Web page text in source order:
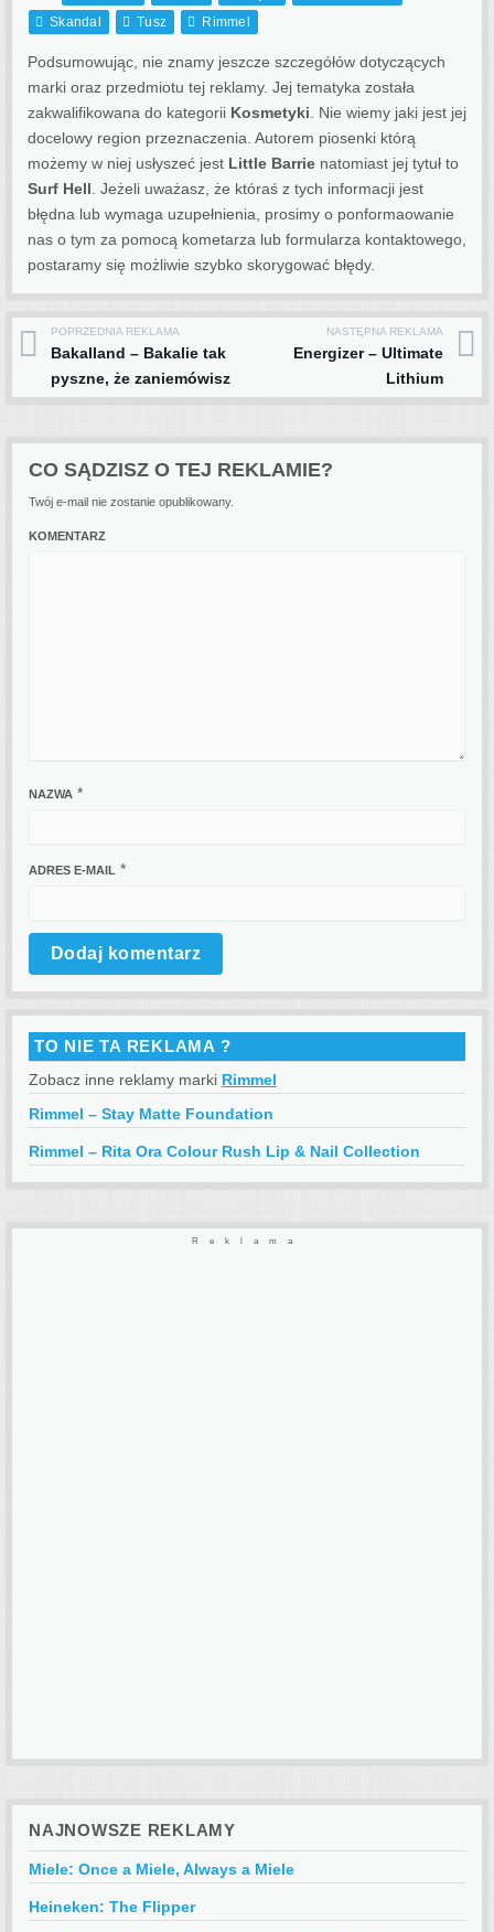
Skandal
Tusz Rimmel
Podsumowując, nie znamy jeszcze szczegółów dotyczących
marki oraz przedmiotu tej reklamy. Jej tematyka została
zakwalifikowana do kategorii Kosmetyki . Nie wiemy jaki jest jej
docelowy region przeznaczenia. Autorem piosenki którą
możemy w niej usłyszeć jest Little Barrie natomiast jej tytuł to
Surf Hell . Jeżeli uważasz, że któraś z tych informacji jest
błędna lub wymaga uzupełnienia, prosimy o ponformaowanie
nas o tym za pomocą kometarza lub formularza kontaktowego,
postaramy się możliwie szybko skorygować błędy.
Post navigation
POPRZEDNIA REKLAMA
Bakalland – Bakalie tak
pyszne, że zaniemówisz
NASTĘPNA REKLAMA
Energizer – Ultimate
Lithium
CO SĄDZISZ O TEJ REKLAMIE?
Twój e-mail nie zostanie opublikowany.
KOMENTARZ
NAZWA *
ADRES E-MAIL *
TO NIE TA REKLAMA ?
Zobacz inne reklamy marki Rimmel
Rimmel – Stay Matte Foundation
Rimmel – Rita Ora Colour Rush Lip & Nail Collection
Reklama
NAJNOWSZE REKLAMY
Miele: Once a Miele, Always a Miele
Heineken: The Flipper